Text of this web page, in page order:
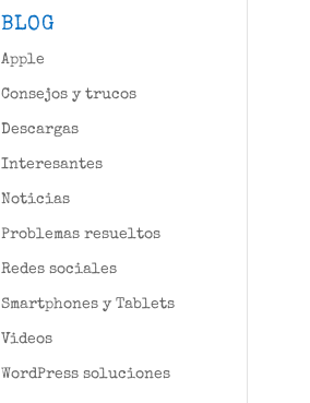
BLOG
Apple
Consejos y trucos
Descargas
Interesantes
Noticias
Problemas resueltos
Redes sociales
Smartphones y Tablets
Videos
WordPress soluciones